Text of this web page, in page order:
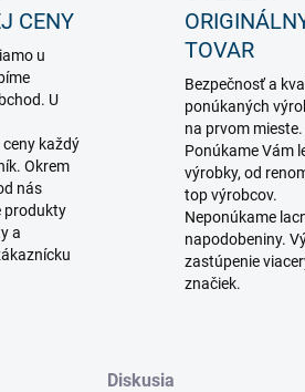
CENY
u
U
každý
Okrem
nás
produkty
a
TOVAR
Bezpečnosť a
ponúkaných
na prvom mieste.
Ponúkame Vám
výrobky, od
top výrobcov.
Neponúkame
napodobeniny.
zastúpenie
značiek.
Diskusia